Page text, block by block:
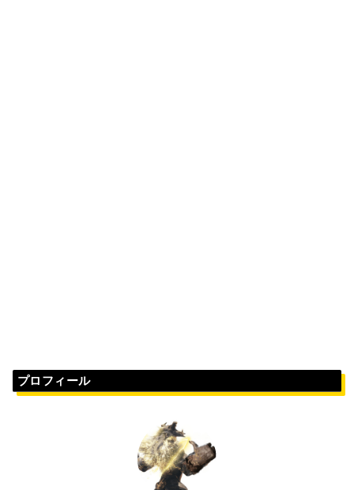
プロフィール